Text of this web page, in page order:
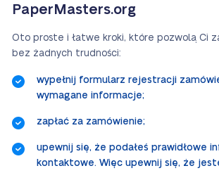
PaperMasters.org
Oto proste i łatwe kroki, które pozwolą Ci
bez żadnych trudności:
wypełnij formularz rejestracji
wymagane informacje;
zapłać za zamówienie;
upewnij się, że podałeś prawidłowe
kontaktowe. Więc upewnij się, że